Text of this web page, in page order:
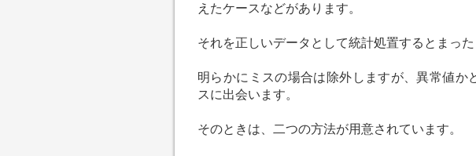
えたケースなどがあります。
それを正しいデータとして統計処置するとまっ
明らかにミスの場合は除外しますが、異常値か
スに出会います。
そのときは、二つの方法が用意されています。